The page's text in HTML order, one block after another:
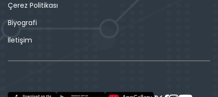
Çerez Politikası
Biyografi
İletişim